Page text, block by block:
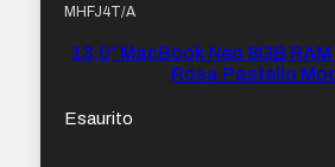
MHFJ4T/A
13,0″ MacBook Neo 8GB
Rosa Pastello
Esaurito